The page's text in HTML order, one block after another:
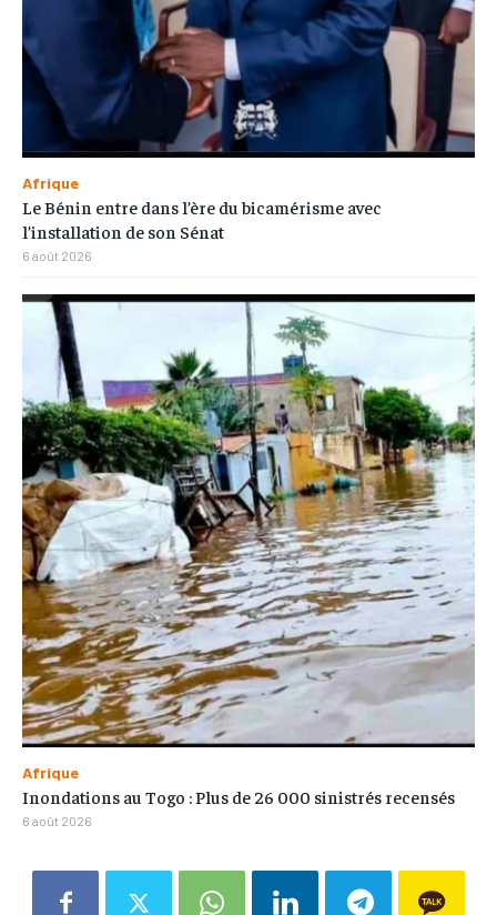
Afrique
Le Bénin entre dans l’ère du bicamérisme avec
l’installation de son Sénat
6 août 2026
Afrique
Inondations au Togo : Plus de 26 000 sinistrés recensés
6 août 2026